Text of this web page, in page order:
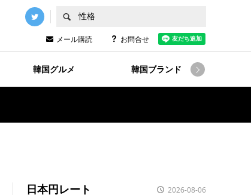
メール購読 お問合せ
韓国グルメ 韓国ブランド 
日本円レート 2026-08-06